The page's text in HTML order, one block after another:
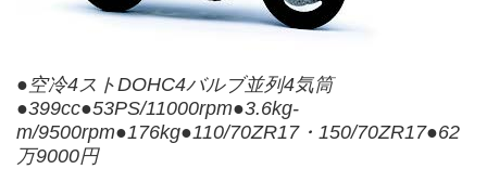
●空冷4ストDOHC4バルブ並列4気筒
●399cc●53PS/11000rpm●3.6kg-
m/9500rpm●176kg●110/70ZR17・150/70ZR17●62
万9000円